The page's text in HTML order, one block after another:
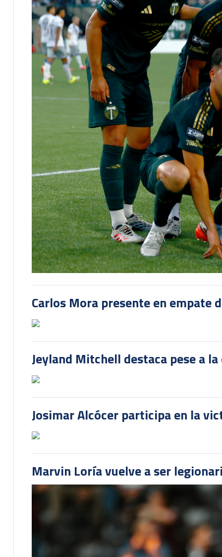
Carlos Mora presente en empate
Jeyland Mitchell destaca pese a
Josimar Alcócer participa en la
Marvin Loría vuelve a ser